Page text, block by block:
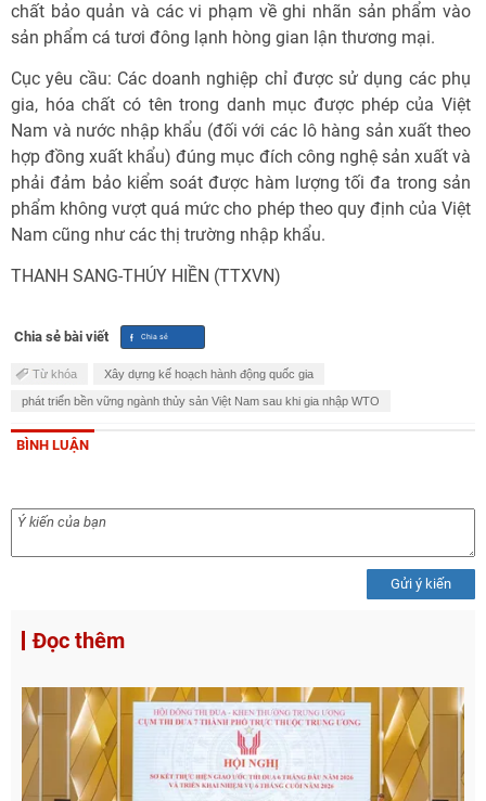
chất bảo quản và các vi phạm về ghi nhãn sản phẩm vào
sản phẩm cá tươi đông lạnh hòng gian lận thương mại.
Cục yêu cầu: Các doanh nghiệp chỉ được sử dụng các phụ
gia, hóa chất có tên trong danh mục được phép của Việt
Nam và nước nhập khẩu (đối với các lô hàng sản xuất theo
hợp đồng xuất khẩu) đúng mục đích công nghệ sản xuất và
phải đảm bảo kiểm soát được hàm lượng tối đa trong sản
phẩm không vượt quá mức cho phép theo quy định của Việt
Nam cũng như các thị trường nhập khẩu.
THANH SANG-THÚY HIỀN (TTXVN)
Chia sẻ bài viết
Từ khóa Xây dựng kế hoạch hành động quốc gia
phát triển bền vững ngành thủy sản Việt Nam sau khi gia nhập WTO
BÌNH LUẬN
Gửi ý kiến
Đọc thêm